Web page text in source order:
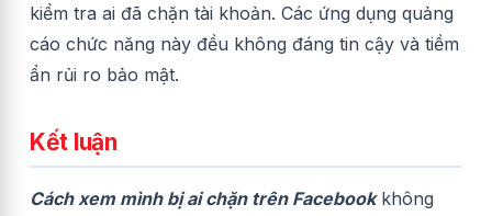
kiểm tra ai đã chặn tài khoản. Các ứng dụng quảng
cáo chức năng này đều không đáng tin cậy và tiềm
ẩn rủi ro bảo mật.
Kết luận
Cách xem mình bị ai chặn trên Facebookkhông